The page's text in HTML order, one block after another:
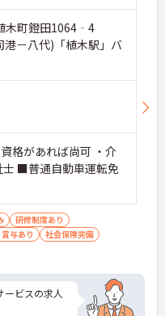
木町鐙田1064‐4
港－八代)「植木駅」バ
格があれば尚可 ・介
士 ■普通自動車運転免
研修制度あり
与あり
社会保険完備
ービスの求人